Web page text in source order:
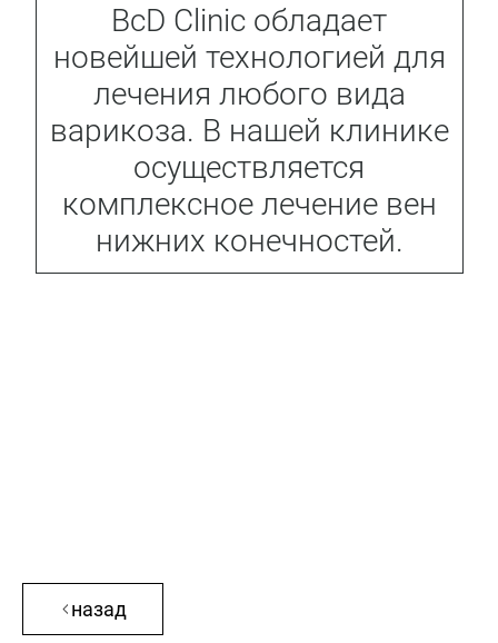
BcD Clinic обладает
новейшей технологией для
лечения любого вида
варикоза. В нашей клинике
осуществляется
комплексное лечение вен
нижних конечностей.
назад